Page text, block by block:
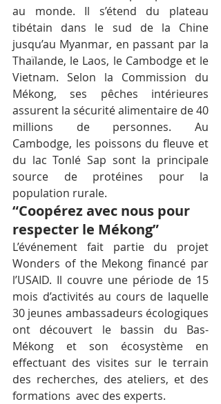
au monde. Il s’étend du plateau
tibétain dans le sud de la Chine
jusqu’au Myanmar, en passant par la
Thaïlande, le Laos, le Cambodge et le
Vietnam. Selon la Commission du
Mékong, ses pêches intérieures
assurent la sécurité alimentaire de 40
millions de personnes. Au
Cambodge, les poissons du fleuve et
du lac Tonlé Sap sont la principale
source de protéines pour la
population rurale.
“Coopérez avec nous pour
respecter le Mékong”
L’événement fait partie du projet
Wonders of the Mekong financé par
l’USAID. Il couvre une période de 15
mois d’activités au cours de laquelle
30 jeunes ambassadeurs écologiques
ont découvert le bassin du Bas-
Mékong et son écosystème en
effectuant des visites sur le terrain
des recherches, des ateliers, et des
formations  avec des experts.